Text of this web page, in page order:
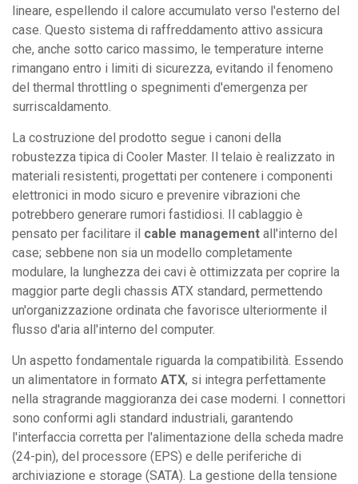
lineare, espellendo il calore accumulato verso l'esterno del
case. Questo sistema di raffreddamento attivo assicura
che, anche sotto carico massimo, le temperature interne
rimangano entro i limiti di sicurezza, evitando il fenomeno
del thermal throttling o spegnimenti d'emergenza per
surriscaldamento.
La costruzione del prodotto segue i canoni della
robustezza tipica di Cooler Master. Il telaio è realizzato in
materiali resistenti, progettati per contenere i componenti
elettronici in modo sicuro e prevenire vibrazioni che
potrebbero generare rumori fastidiosi. Il cablaggio è
pensato per facilitare il cable management all'interno del
case; sebbene non sia un modello completamente
modulare, la lunghezza dei cavi è ottimizzata per coprire la
maggior parte degli chassis ATX standard, permettendo
un'organizzazione ordinata che favorisce ulteriormente il
flusso d'aria all'interno del computer.
Un aspetto fondamentale riguarda la compatibilità. Essendo
un alimentatore in formato ATX, si integra perfettamente
nella stragrande maggioranza dei case moderni. I connettori
sono conformi agli standard industriali, garantendo
l'interfaccia corretta per l'alimentazione della scheda madre
(24-pin), del processore (EPS) e delle periferiche di
archiviazione e storage (SATA). La gestione della tensione